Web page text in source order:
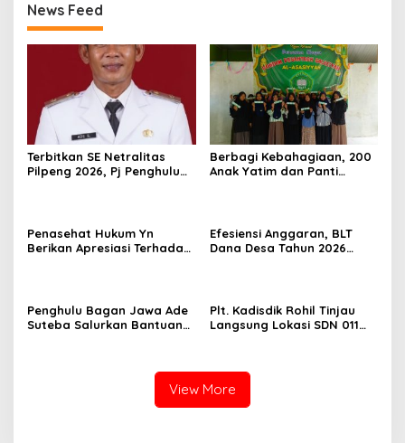
News Feed
Terbitkan SE Netralitas
Pilpeng 2026, Pj Penghulu
Berbagi Kebahagiaan, 200
Anak Yatim dan Panti
Penasehat Hukum Yn
Berikan Apresiasi Terhadap
Efesiensi Anggaran, BLT
Dana Desa Tahun 2026
Penghulu Bagan Jawa Ade
Suteba Salurkan Bantuan
Plt. Kadisdik Rohil Tinjau
Langsung Lokasi SDN 011
View More